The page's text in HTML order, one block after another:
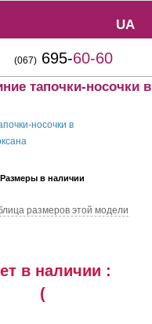
UA
UA
(067) 695-60-60
тапочки-носочки
Размеры в наличии
размеров этой модели
в наличии :
(